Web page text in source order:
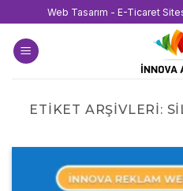
atla
Web Tasarım - E-Ticaret
ETIKET ARŞIVLERI: